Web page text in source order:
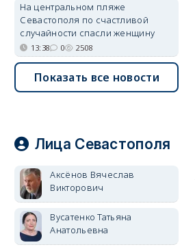
На центральном пляже
Севастополя по счастливой
случайности спасли женщину
13:38 0 2508
Показать все новости
Лица Севастополя
Аксёнов Вячеслав
Викторович
Вусатенко Татьяна
Анатольевна